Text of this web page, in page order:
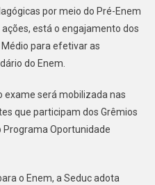
por meio do Pré-Enem
está o engajamento dos
para efetivar as
do Enem.
exame será mobilizada nas
que participam dos Grêmios
Programa Oportunidade
o Enem, a Seduc adota